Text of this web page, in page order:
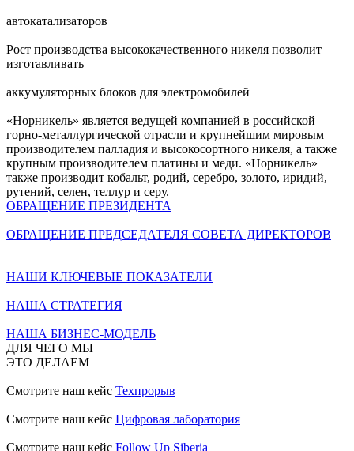
автокатализаторов
Рост производства высококачественного никеля позволит
изготавливать
аккумуляторных блоков для электромобилей
«Норникель» является ведущей компанией в российской
горно-металлургической отрасли и крупнейшим мировым
производителем палладия и высокосортного никеля, а также
крупным производителем платины и меди. «Норникель»
также производит кобальт, родий, серебро, золото, иридий,
рутений, селен, теллур и серу.
ОБРАЩЕНИЕ ПРЕЗИДЕНТА
ОБРАЩЕНИЕ ПРЕДСЕДАТЕЛЯ СОВЕТА ДИРЕКТОРОВ
НАШИ КЛЮЧЕВЫЕ ПОКАЗАТЕЛИ
НАША СТРАТЕГИЯ
НАША БИЗНЕС-МОДЕЛЬ
ДЛЯ ЧЕГО МЫ
ЭТО ДЕЛАЕМ
Смотрите наш кейс Техпрорыв
Смотрите наш кейс Цифровая лаборатория
Смотрите наш кейс Follow Up Siberia